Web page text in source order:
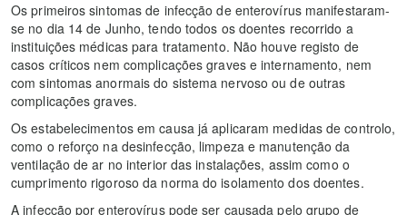
Os primeiros sintomas de infecção de enterovírus manifestaram-
se no dia 14 de Junho, tendo todos os doentes recorrido a
instituições médicas para tratamento. Não houve registo de
casos críticos nem complicações graves e internamento, nem
com sintomas anormais do sistema nervoso ou de outras
complicações graves.
Os estabelecimentos em causa já aplicaram medidas de controlo,
como o reforço na desinfecção, limpeza e manutenção da
ventilação de ar no interior das instalações, assim como o
cumprimento rigoroso da norma do isolamento dos doentes.
A infecção por enterovírus pode ser causada pelo grupo de